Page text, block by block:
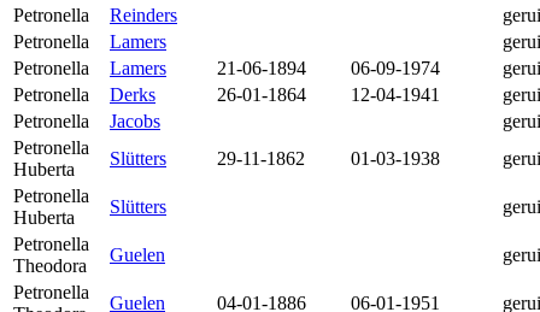
Petronella
Reinders
Petronella
Lamers
Petronella
Lamers 21-06-1894 06-09-1974
Petronella
Derks 26-01-1864 12-04-1941
Petronella
Jacobs
Petronella
Huberta
Slütters 29-11-1862 01-03-1938
Petronella
Huberta
Slütters
Petronella
Theodora
Guelen
Petronella
Guelen 04-01-1886 06-01-1951